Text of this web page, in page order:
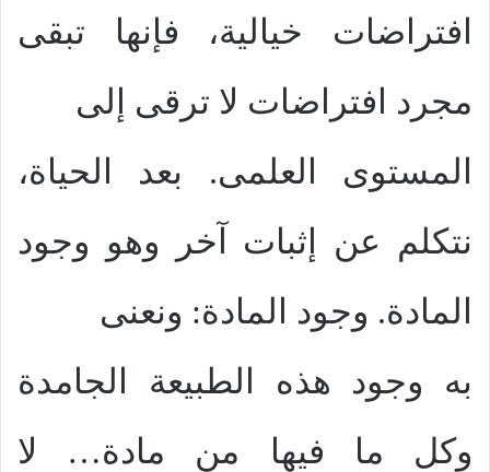
افتراضات خيالية، فإنها تبقى
مجرد افتراضات لا ترقى إلى
المستوى العلمى. بعد الحياة،
نتكلم عن إثبات آخر وهو وجود
المادة. وجود المادة: ونعنى
به وجود هذه الطبيعة الجامدة
وكل ما فيها من مادة… لا